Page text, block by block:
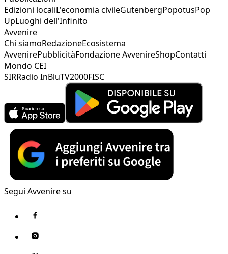
Edizioni localiL'economia civileGutenbergPopotusPop
UpLuoghi dell'Infinito
Avvenire
Chi siamoRedazioneEcosistema
AvvenirePubblicitàFondazione AvvenireShopContatti
Mondo CEI
SIRRadio InBluTV2000FISC
Segui Avvenire su